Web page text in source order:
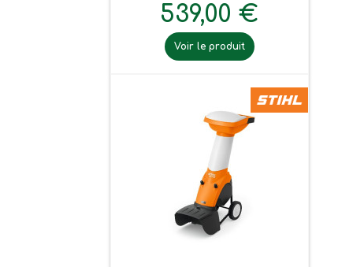
539,00 €
Voir le produit